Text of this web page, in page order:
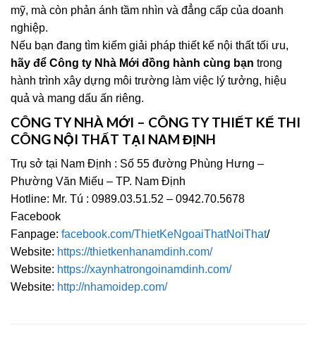
mỹ, mà còn phản ánh tầm nhìn và đẳng cấp của doanh
nghiệp.
Nếu bạn đang tìm kiếm giải pháp thiết kế nội thất tối ưu,
hãy để Công ty Nhà Mới đồng hành cùng bạn trong
hành trình xây dựng môi trường làm việc lý tưởng, hiệu
quả và mang dấu ấn riêng.
CÔNG TY NHÀ MỚI – CÔNG TY THIẾT KẾ THI
CÔNG NỘI THẤT TẠI NAM ĐỊNH
Trụ sở tại Nam Định : Số 55 đường Phùng Hưng –
Phường Văn Miếu – TP. Nam Định
Hotline: Mr. Tú : 0989.03.51.52 – 0942.70.5678
Facebook
Fanpage: facebook.com/ThietKeNgoaiThatNoiThat/
Website: https://thietkenhanamdinh.com/
Website: https://xaynhatrongoinamdinh.com/
Website: http://nhamoidep.com/